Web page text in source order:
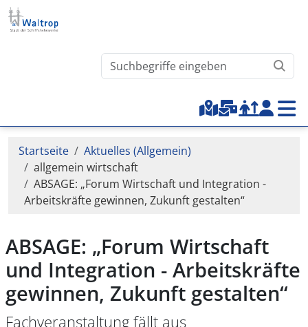
Direkt zum Inhalt
Waltrop.de durchsuchen
Top-Menu
Pfadnavigation
Startseite
Aktuelles (Allgemein)
allgemein wirtschaft
ABSAGE: „Forum Wirtschaft und Integration -
Arbeitskräfte gewinnen, Zukunft gestalten“
ABSAGE: „Forum Wirtschaft
und Integration - Arbeitskräfte
gewinnen, Zukunft gestalten“
Fachveranstaltung fällt aus